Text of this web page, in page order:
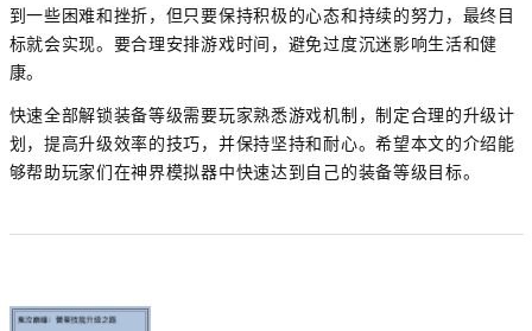
到一些困难和挫折，但只要保持积极的心态和持续的努力，最终目
标就会实现。要合理安排游戏时间，避免过度沉迷影响生活和健
康。
快速全部解锁装备等级需要玩家熟悉游戏机制，制定合理的升级计
划，提高升级效率的技巧，并保持坚持和耐心。希望本文的介绍能
够帮助玩家们在神界模拟器中快速达到自己的装备等级目标。